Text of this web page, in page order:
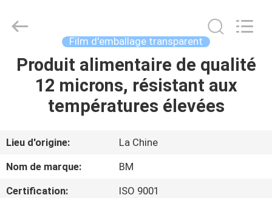
MAISON
PRODUITS
VIDÉOS
and
Exporting
Rights
Reserved.
Film d'emballage transparent
Produit alimentaire de qualité
12 microns, résistant aux
températures élevées
Lieu d'origine:
La Chine
Nom de marque:
BM
Certification:
ISO 9001